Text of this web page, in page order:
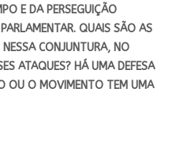
E DA PERSEGUIÇÃO
QUAIS SÃO AS
CONJUNTURA, NO
ATAQUES? HÁ UMA DEFESA
OU O MOVIMENTO TEM UMA